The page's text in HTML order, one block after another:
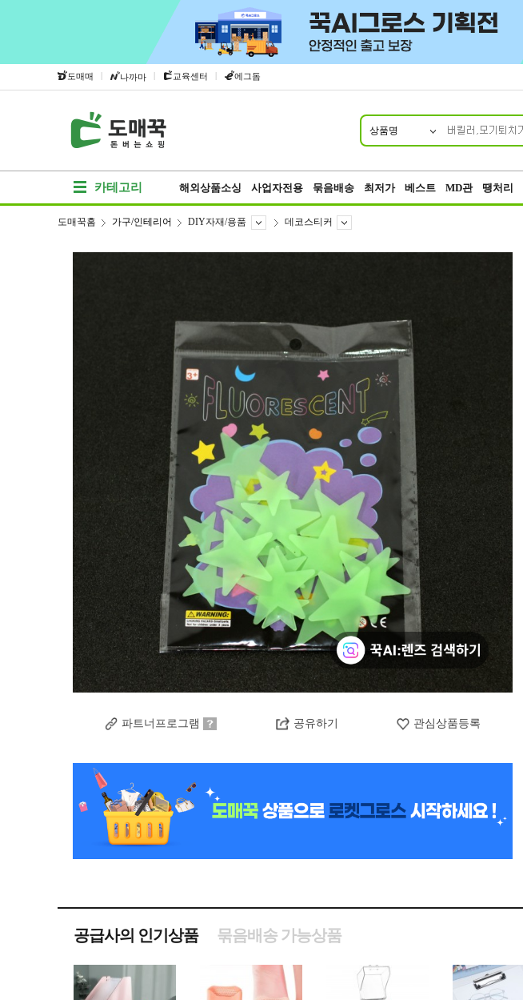
도매매 | 나까마 | 교육센터 | 에그돔
상품명
카테고리 해외상품소싱 사업자전용 묶음배송 최저가 베스트 MD관 땡처리
도매꾹홈 가구/인테리어 DIY자재/용품 데코스티커
파트너프로그램 공유하기 관심상품등록
공급사의 인기상품 묶음배송 가능상품